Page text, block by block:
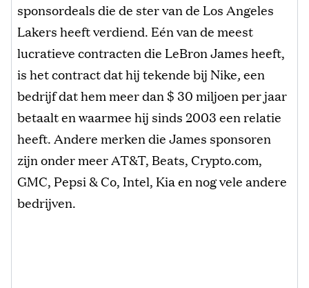
sponsordeals die de ster van de Los Angeles
Lakers heeft verdiend. Eén van de meest
lucratieve contracten die LeBron James heeft,
is het contract dat hij tekende bij Nike,een
bedrijf dat hem meer dan $ 30 miljoen per jaar
betaalt en waarmee hij sinds 2003 een relatie
heeft. Andere merken die James sponsoren
zijn onder meer AT&T, Beats, Crypto.com,
GMC, Pepsi & Co, Intel, Kia en nog vele andere
bedrijven.